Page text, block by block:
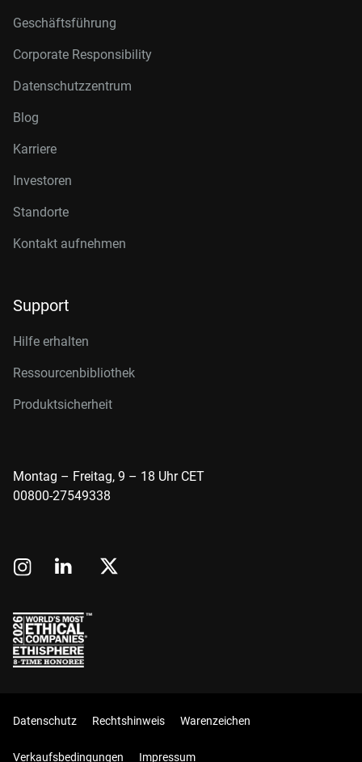
Geschäftsführung
Corporate Responsibility
Datenschutzzentrum
Blog
Karriere
Investoren
Standorte
Kontakt aufnehmen
Support
Hilfe erhalten
Ressourcenbibliothek
Produktsicherheit
Montag – Freitag, 9 – 18 Uhr CET
00800-27549338
Datenschutz Rechtshinweis Warenzeichen
Verkaufsbedingungen Impressum